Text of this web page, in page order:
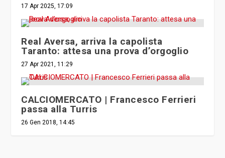
17 Apr 2025, 17:09
Real Aversa, arriva la capolista
Taranto: attesa una prova d’orgoglio
27 Apr 2021, 11:29
CALCIOMERCATO | Francesco Ferrieri
passa alla Turris
26 Gen 2018, 14:45